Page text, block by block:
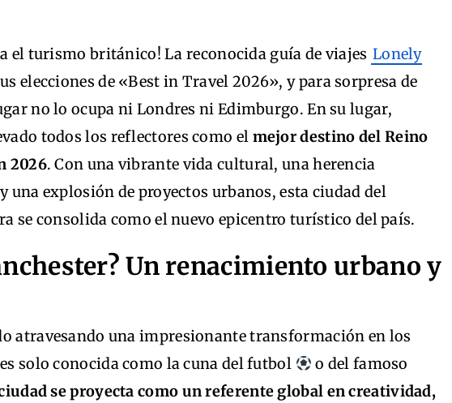
el turismo británico! La reconocida guía de viajes Lonely
elecciones de «Best in Travel 2026», y para sorpresa de
no lo ocupa ni Londres ni Edimburgo. En su lugar,
todos los reflectores como el mejor destino del Reino
2026. Con una vibrante vida cultural, una herencia
una explosión de proyectos urbanos, esta ciudad del
se consolida como el nuevo epicentro turístico del país.
Un renacimiento urbano y
atravesando una impresionante transformación en los
solo conocida como la cuna del futbol
o del famoso
se proyecta como un referente global en creatividad,